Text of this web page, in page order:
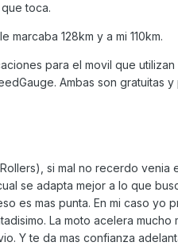
toca.
marcaba 128km y a mi 110km.
para el movil que utilizan
Ambas son gratuitas y
si mal no recerdo venia
se adapta mejor a lo que
es mas punta. En mi caso yo
La moto acelera mucho
Y te da mas confianza